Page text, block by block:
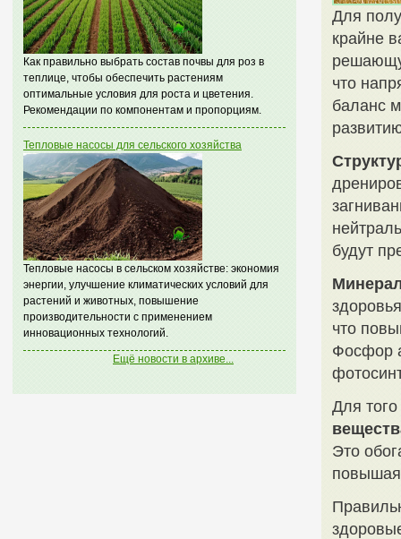
Как правильно выбрать состав почвы для роз в
теплице, чтобы обеспечить растениям
оптимальные условия для роста и цветения.
Рекомендации по компонентам и пропорциям.
Тепловые насосы для сельского хозяйства
Тепловые насосы в сельском хозяйстве: экономия
энергии, улучшение климатических условий для
растений и животных, повышение
производительности с применением
инновационных технологий.
Ещё новости в архиве...
Для
крайне
что
баланс
будут
что
Фосфор
Для
Это
повышая